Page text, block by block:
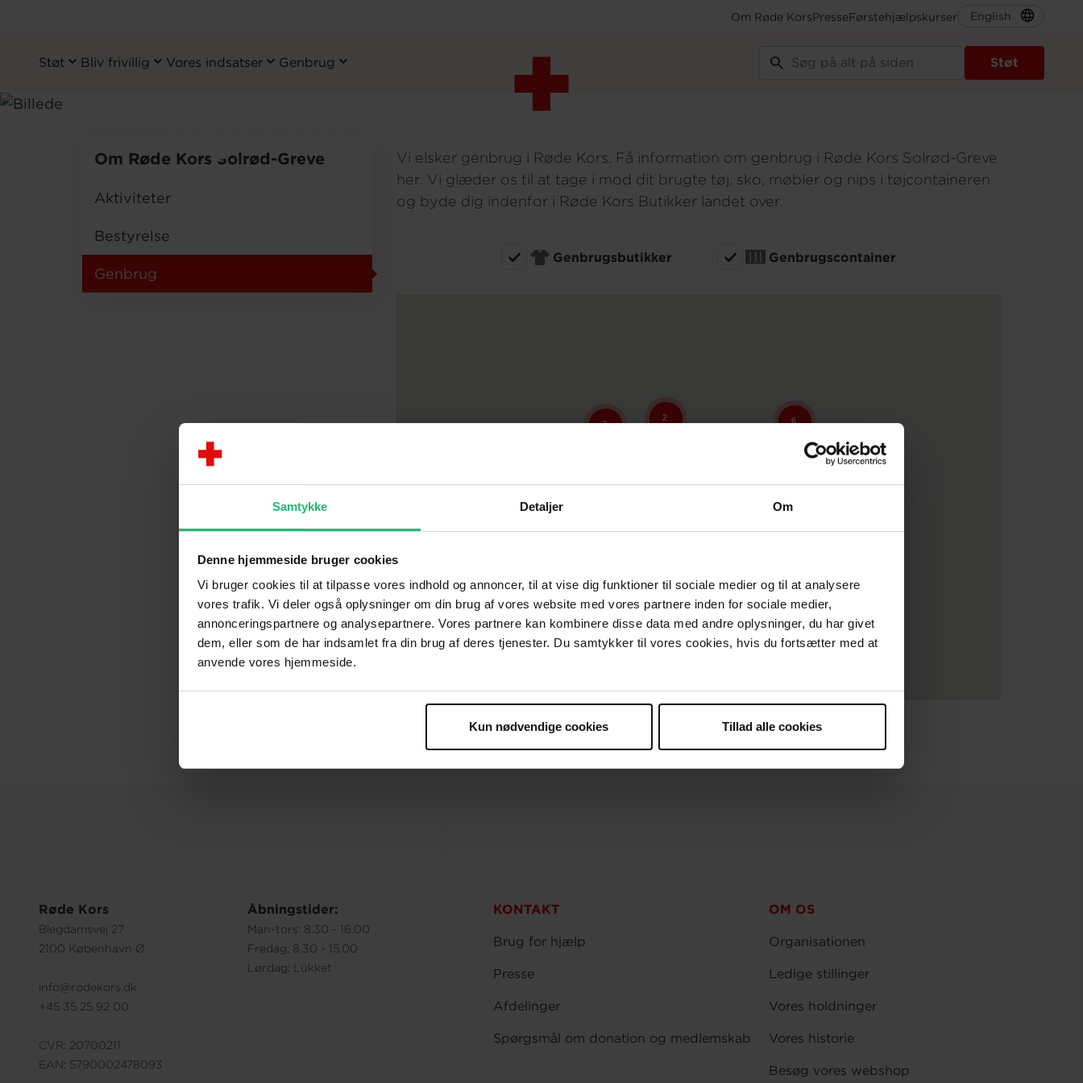
Samtykke Detaljer Om
Denne hjemmeside bruger cookies
Vi bruger cookies til at tilpasse vores indhold og annoncer, til at vise dig funktioner til sociale medier og til at analysere
vores trafik. Vi deler også oplysninger om din brug af vores website med vores partnere inden for sociale medier,
annonceringspartnere og analysepartnere. Vores partnere kan kombinere disse data med andre oplysninger, du har givet
dem, eller som de har indsamlet fra din brug af deres tjenester. Du samtykker til vores cookies, hvis du fortsætter med at
anvende vores hjemmeside.
Kun nødvendige cookies Tillad alle cookies
Gå
Primary
Navigation
Støt Bliv frivillig Vores indsatser Genbrug Støt
Om Røde KorsPresseFørstehjælpskurser English
Røde Kors genbrugsbutikker og
tøjcontainere i Solrød-Greve
Om Røde Kors Solrød-Greve
Aktiviteter
Bestyrelse
Genbrug
Vi elsker genbrug i Røde Kors. Få information om genbrug i Røde Kors Solrød-Greve
her. Vi glæder os til at tage i mod dit brugte tøj, sko, møbler og nips i tøjcontaineren
og byde dig indenfor i Røde Kors Butikker landet over.
Genbrugsbutikker Genbrugscontainer
4
6
3
2
Røde Kors
Blegdamsvej 27
2100 København Ø
info@rodekors.dk
+45 35 25 92 00
CVR: 20700211
EAN: 5790002478093
Åbningstider:
Man-tors: 8.30 - 16.00
Fredag: 8.30 - 15.00
Lørdag: Lukket
KONTAKT
Brug for hjælp
Presse
Afdelinger
Spørgsmål om donation og medlemskab
OM OS
Organisationen
Ledige stillinger
Vores holdninger
Vores historie
Besøg vores webshop